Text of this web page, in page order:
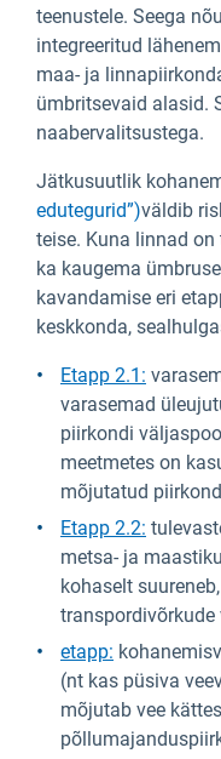
teenustele. Seega
integreeritud
maa- ja
ümbritsevaid alasid.
naabervalitsustega.
Jätkusuutlik
edutegurid”)väldib
teise. Kuna linnad
ka kaugema
kavandamise eri
keskkonda,
Etapp 2.1:
varasemad
piirkondi
meetmetes on
mõjutatud
Etapp 2.2:
metsa- ja
kohaselt
etapp:
(nt kas püsiva
mõjutab vee